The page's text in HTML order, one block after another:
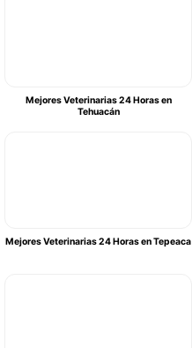
Mejores Veterinarias 24 Horas en
Tehuacán
Mejores Veterinarias 24 Horas en Tepeaca